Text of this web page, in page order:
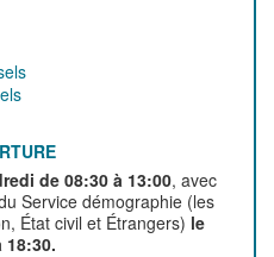
de 08:30 à 13:00, avec
Service démographie (les
État civil et Étrangers) le
18:30.